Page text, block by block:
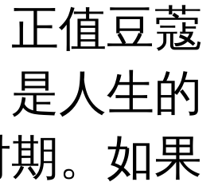
值豆蔻
人生的
。如果